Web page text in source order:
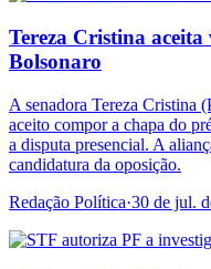
Tereza Cristina
Bolsonaro
A senadora Tereza Cristina
aceito compor a chapa do
a disputa presencial. A
candidatura da oposição.
Redação Política·30 de jul.